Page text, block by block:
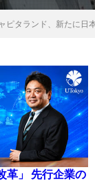
ピタランド、新たに日
革」 先行企業の